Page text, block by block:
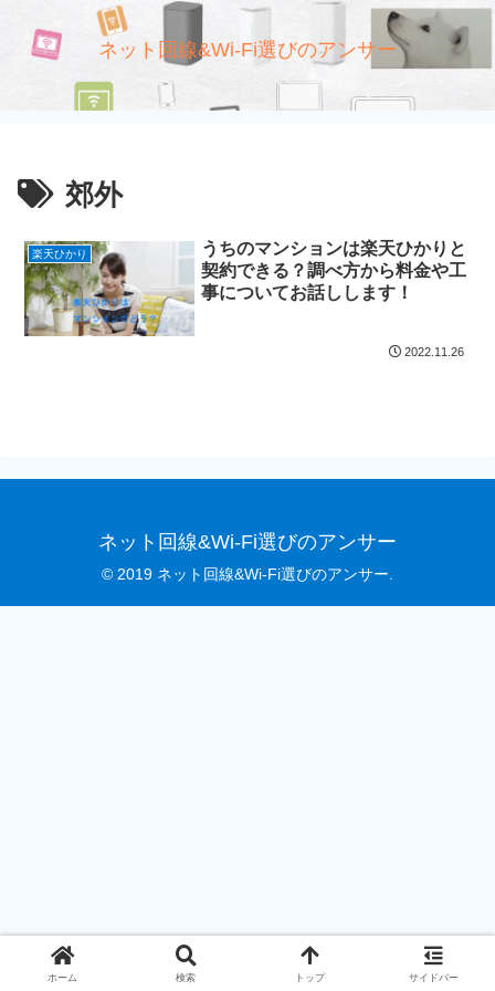
ネット回線&Wi-Fi選びのアンサー
郊外
楽天ひかり
うちのマンションは楽天ひかりと
契約できる？調べ方から料金や工
事についてお話しします！
2022.11.26
ネット回線&Wi-Fi選びのアンサー
© 2019 ネット回線&Wi-Fi選びのアンサー.
ホーム 検索 トップ サイドバー